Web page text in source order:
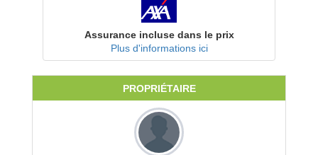
Assurance incluse dans le prix
Plus d'informations ici
PROPRIÉTAIRE